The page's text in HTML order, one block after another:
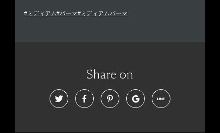
#ミディアム#パーマ#ミディアムパーマ
Share on